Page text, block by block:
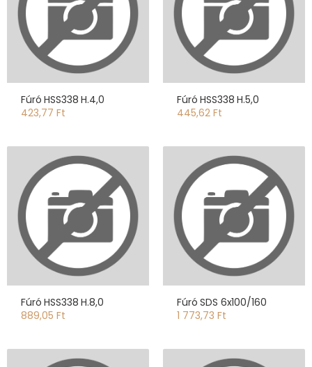
Fúró HSS338 H.4,0
423,77 Ft
Fúró HSS338 H.5,0
445,62 Ft
Fúró HSS338 H.8,0
889,05 Ft
Fúró SDS 6x100/160
1 773,73 Ft